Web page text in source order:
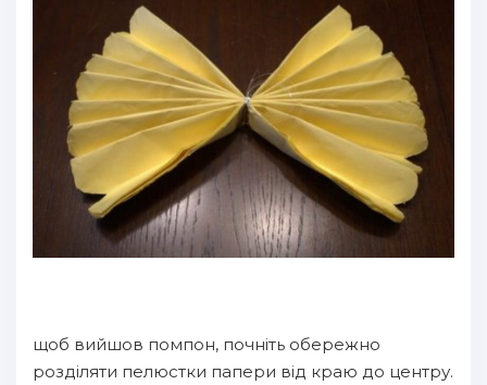
щоб вийшов помпон, почніть обережно
розділяти пелюстки папери від краю до центру.